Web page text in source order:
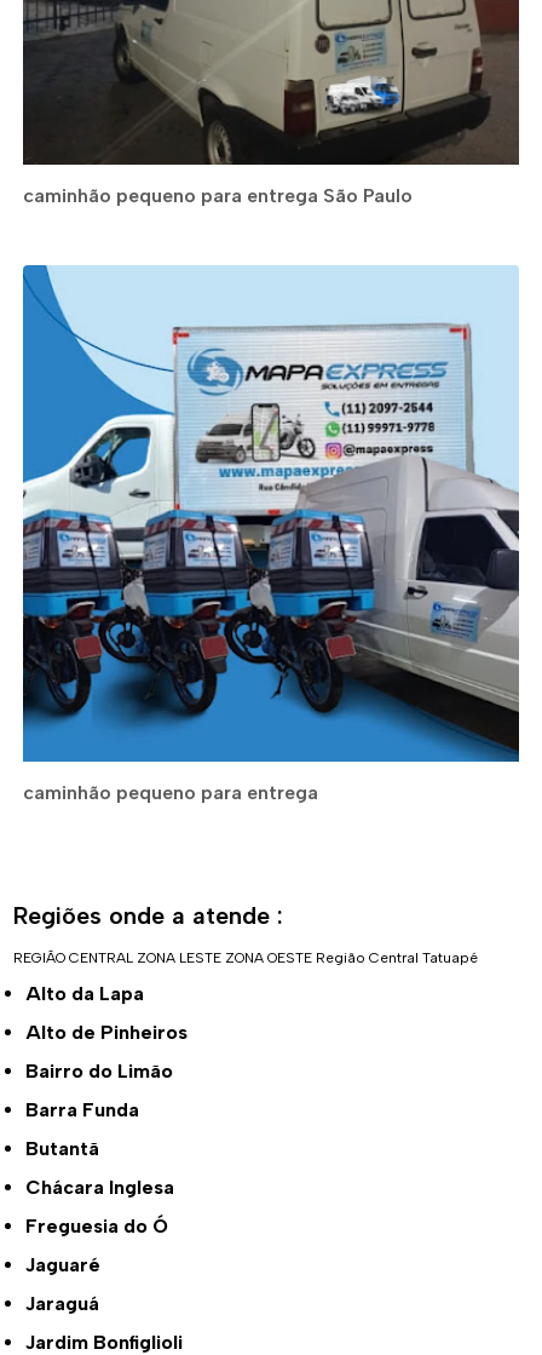
caminhão pequeno para entrega São Paulo
caminhão pequeno para entrega
Regiões onde a atende :
REGIÃO CENTRAL ZONA LESTE ZONA OESTE Região Central Tatuapé
Alto da Lapa
Alto de Pinheiros
Bairro do Limão
Barra Funda
Butantã
Chácara Inglesa
Freguesia do Ó
Jaguaré
Jaraguá
Jardim Bonfiglioli